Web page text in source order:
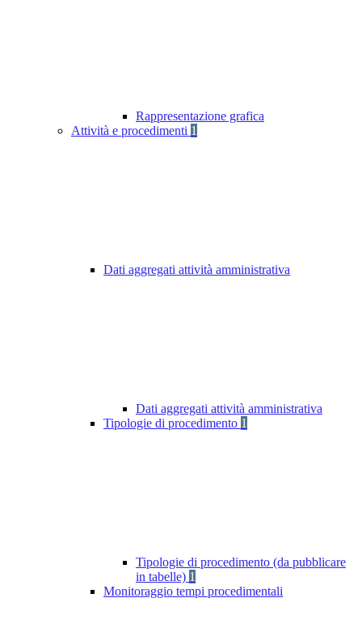
Rappresentazione grafica
Attività e procedimenti 1
Dati aggregati attività amministrativa
Dati aggregati attività amministrativa
Tipologie di procedimento 1
Tipologie di procedimento (da pubblicare
in tabelle) 1
Monitoraggio tempi procedimentali